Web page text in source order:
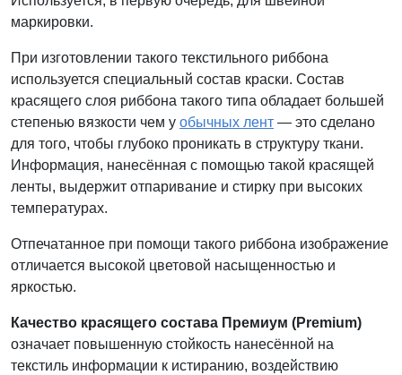
маркировки.
При изготовлении такого текстильного риббона
используется специальный состав краски. Состав
красящего слоя риббона такого типа обладает большей
степенью вязкости чем у обычных лент — это сделано
для того, чтобы глубоко проникать в структуру ткани.
Информация, нанесённая с помощью такой красящей
ленты, выдержит отпаривание и стирку при высоких
температурах.
Отпечатанное при помощи такого риббона изображение
отличается высокой цветовой насыщенностью и
яркостью.
Качество красящего состава Премиум (Premium)
означает повышенную стойкость нанесённой на
текстиль информации к истиранию, воздействию